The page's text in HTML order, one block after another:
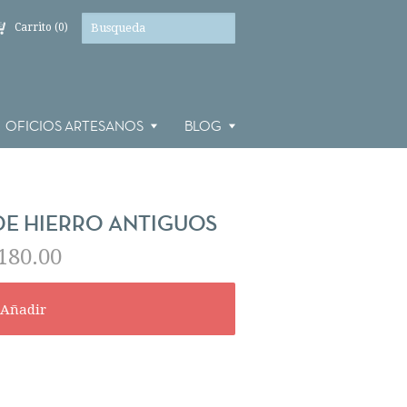
Carrito (0)
OFICIOS ARTESANOS BLOG
HIERRO ANTIGUOS